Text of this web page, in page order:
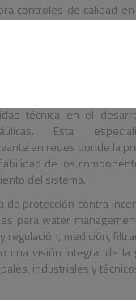
controles de calidad
con ensayos
técnica en el
Esta
en redes donde la
de los
del sistema.
de protección contra
para water
regulación, medición,
una visión integral de la
industriales y